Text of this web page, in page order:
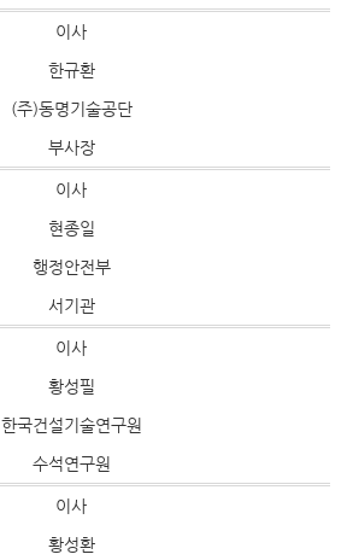
이사
한규환
(주)동명기술공단
부사장
이사
현종일
행정안전부
서기관
이사
황성필
한국건설기술연구원
수석연구원
이사
황성환